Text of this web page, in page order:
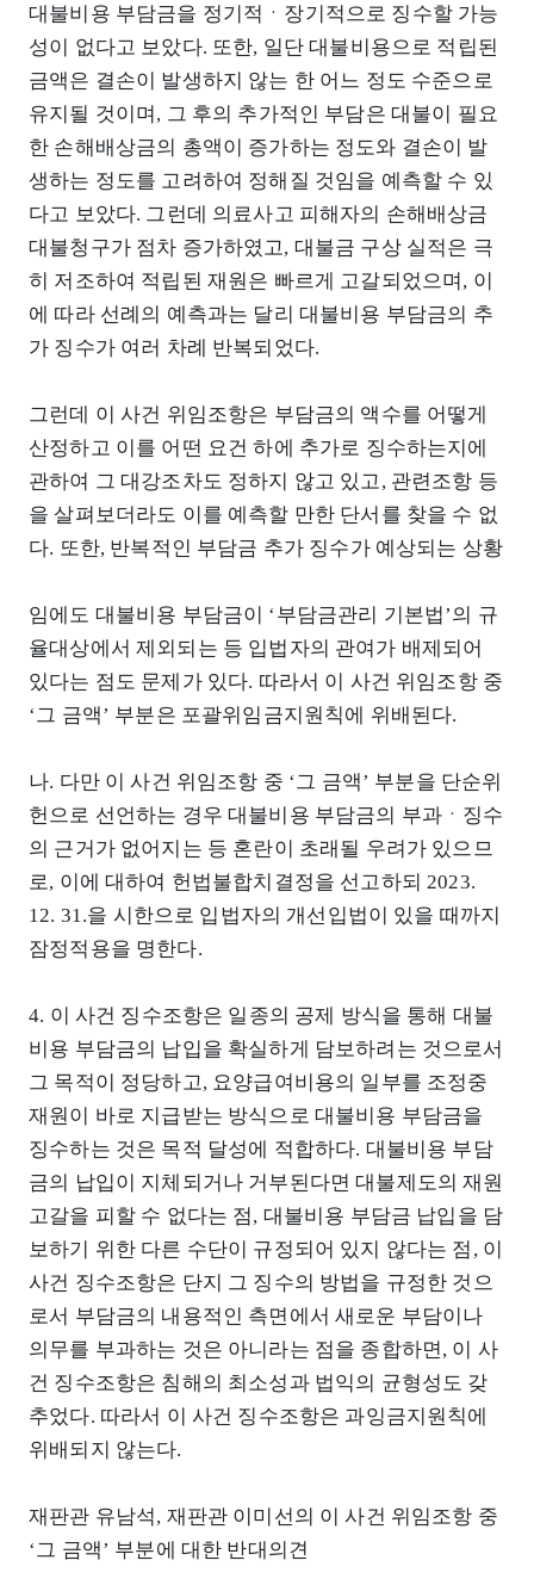
대불비용 부담금을 정기적ㆍ장기적으로 징수할 가능
성이 없다고 보았다. 또한, 일단 대불비용으로 적립된
금액은 결손이 발생하지 않는 한 어느 정도 수준으로
유지될 것이며, 그 후의 추가적인 부담은 대불이 필요
한 손해배상금의 총액이 증가하는 정도와 결손이 발
생하는 정도를 고려하여 정해질 것임을 예측할 수 있
다고 보았다. 그런데 의료사고 피해자의 손해배상금
대불청구가 점차 증가하였고, 대불금 구상 실적은 극
히 저조하여 적립된 재원은 빠르게 고갈되었으며, 이
에 따라 선례의 예측과는 달리 대불비용 부담금의 추
가 징수가 여러 차례 반복되었다.
그런데 이 사건 위임조항은 부담금의 액수를 어떻게
산정하고 이를 어떤 요건 하에 추가로 징수하는지에
관하여 그 대강조차도 정하지 않고 있고, 관련조항 등
을 살펴보더라도 이를 예측할 만한 단서를 찾을 수 없
다. 또한, 반복적인 부담금 추가 징수가 예상되는 상황
임에도 대불비용 부담금이 ‘부담금관리 기본법’의 규
율대상에서 제외되는 등 입법자의 관여가 배제되어
있다는 점도 문제가 있다. 따라서 이 사건 위임조항 중
‘그 금액’ 부분은 포괄위임금지원칙에 위배된다.
나. 다만 이 사건 위임조항 중 ‘그 금액’ 부분을 단순위
헌으로 선언하는 경우 대불비용 부담금의 부과ㆍ징수
의 근거가 없어지는 등 혼란이 초래될 우려가 있으므
로, 이에 대하여 헌법불합치결정을 선고하되 2023.
12. 31.을 시한으로 입법자의 개선입법이 있을 때까지
잠정적용을 명한다.
4. 이 사건 징수조항은 일종의 공제 방식을 통해 대불
비용 부담금의 납입을 확실하게 담보하려는 것으로서
그 목적이 정당하고, 요양급여비용의 일부를 조정중
재원이 바로 지급받는 방식으로 대불비용 부담금을
징수하는 것은 목적 달성에 적합하다. 대불비용 부담
금의 납입이 지체되거나 거부된다면 대불제도의 재원
고갈을 피할 수 없다는 점, 대불비용 부담금 납입을 담
보하기 위한 다른 수단이 규정되어 있지 않다는 점, 이
사건 징수조항은 단지 그 징수의 방법을 규정한 것으
로서 부담금의 내용적인 측면에서 새로운 부담이나
의무를 부과하는 것은 아니라는 점을 종합하면, 이 사
건 징수조항은 침해의 최소성과 법익의 균형성도 갖
추었다. 따라서 이 사건 징수조항은 과잉금지원칙에
위배되지 않는다.
재판관 유남석, 재판관 이미선의 이 사건 위임조항 중
‘그 금액’ 부분에 대한 반대의견